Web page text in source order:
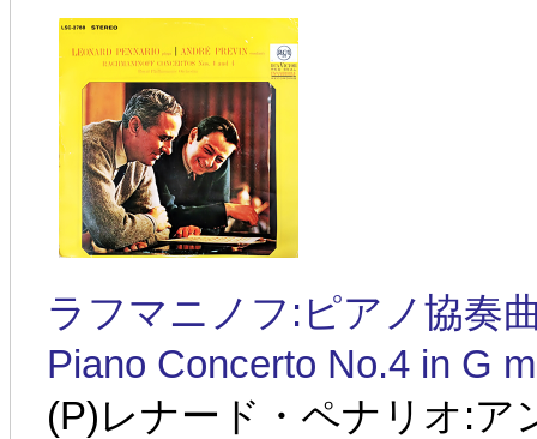
ラフマニノフ:ピアノ協奏
Piano Concerto No.4 in G
(P)レナード・ペナリオ:ア